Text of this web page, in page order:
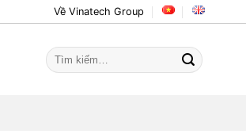
Về Vinatech Group
Tìm
kiếm: